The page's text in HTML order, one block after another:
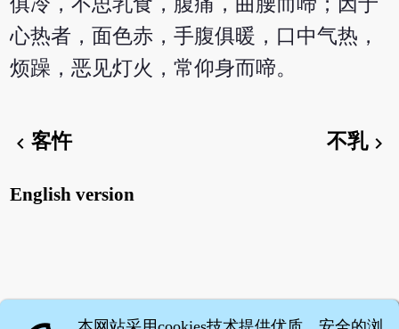
心热者，面色赤，手腹俱暖，口中气热，
烦躁，恶见灯火，常仰身而啼。
chevron_left客忤 不乳chevron_right
English version